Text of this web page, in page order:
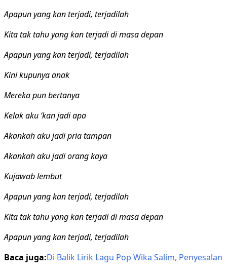
Apapun yang kan terjadi, terjadilah
Kita tak tahu yang kan terjadi di masa depan
Apapun yang kan terjadi, terjadilah
Kini kupunya anak
Mereka pun bertanya
Kelak aku ‘kan jadi apa
Akankah aku jadi pria tampan
Akankah aku jadi orang kaya
Kujawab lembut
Apapun yang kan terjadi, terjadilah
Kita tak tahu yang kan terjadi di masa depan
Apapun yang kan terjadi, terjadilah
Baca juga:Di Balik Lirik Lagu Pop Wika Salim, Penyesalan